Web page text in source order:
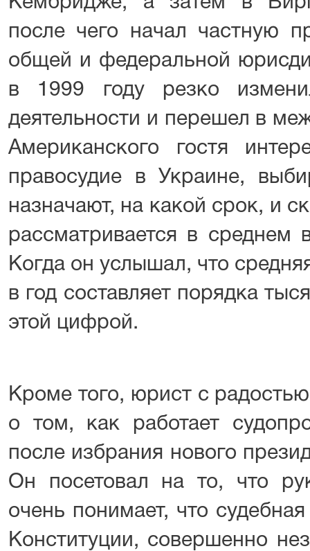
после чего начал частную
общей и федеральной
в 1999 году резко
деятельности и перешел в
Американского гостя
правосудие в Украине,
назначают, на какой срок, и
рассматривается в среднем
Когда он услышал, что
в год составляет порядка
этой цифрой.
Кроме того, юрист с
о том, как работает
после избрания нового
Он посетовал на то, что
очень понимает, что
Конституции, совершенно